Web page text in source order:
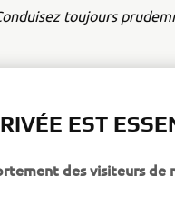
toujours
PLUS
EST
des visiteurs